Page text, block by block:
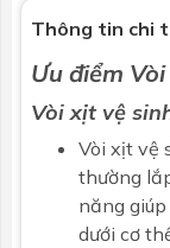
Thông tin chi
Ưu điểm
Vòi xịt vệ
Vòi xịt vệ
thường
năng
dưới cơ